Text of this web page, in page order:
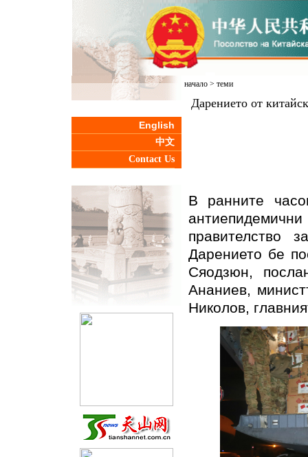
English
中文
Contact Us
начало> теми
Дарението от
В ранните
правителство
Дарението бе
Сяодзюн,
Ананиев,
Николов,